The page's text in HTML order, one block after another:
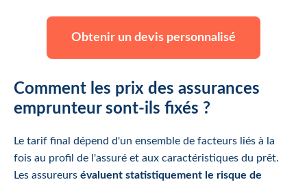
Obtenir un devis personnalisé
Comment les prix des assurances
emprunteur sont-ils fixés ?
Le tarif final dépend d'un ensemble de facteurs liés à la
fois au profil de l'assuré et aux caractéristiques du prêt.
Les assureurs évaluent statistiquement le risque de